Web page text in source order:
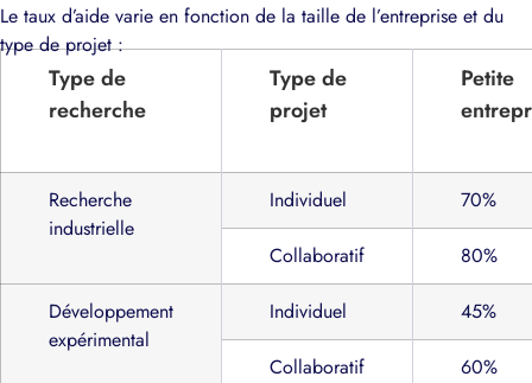
Le taux d’aide varie en fonction de la taille de l’entreprise et du
type de projet :
Type de
recherche
Type de
projet
Petite
Recherche
industrielle
Individuel 70%
Collaboratif 80%
Développement
expérimental
Individuel 45%
Collaboratif 60%